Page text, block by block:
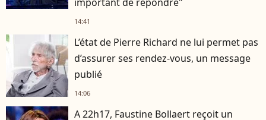
14:41
L’état de Pierre Richard ne lui permet pas
d’assurer ses rendez-vous, un message
publié
14:06
A 22h17, Faustine Bollaert reçoit un